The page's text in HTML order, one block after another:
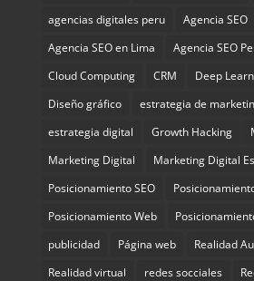
agencias digitales peru
Agencia SEO
Agencia SEO en Lima
Agencia SEO
Cloud Computing
CRM Deep
Diseño gráfico
estrategia de
estrategia digital
Growth Hacking
Marketing Digital
Marketing Digital
Posicionamiento SEO
Posicionamiento Web
publicidad
Página web
Realidad
Realidad virtual
redes socciales